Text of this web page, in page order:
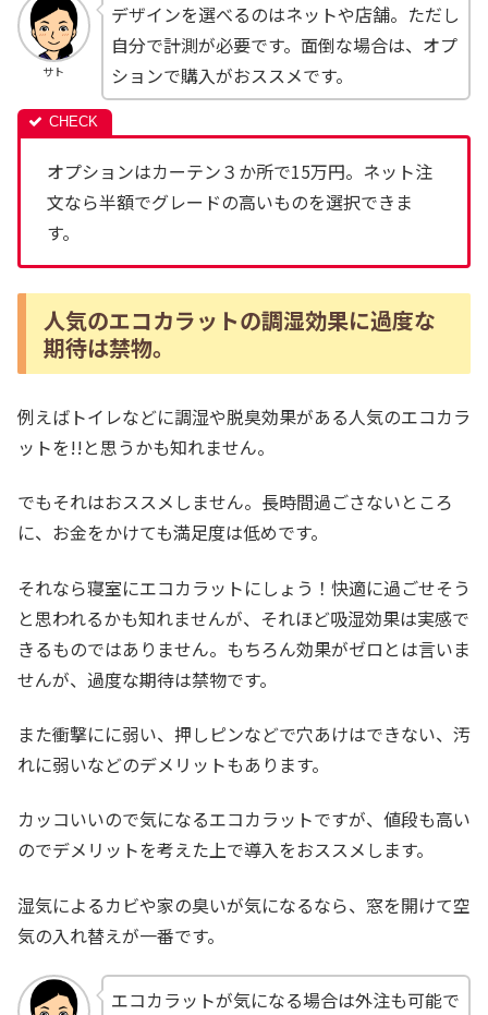
サト
デザインを選べるのはネットや店舗。ただし
自分で計測が必要です。面倒な場合は、オプ
ションで購入がおススメです。
オプションはカーテン３か所で15万円。ネット注
文なら半額でグレードの高いものを選択できま
す。
人気のエコカラットの調湿効果に過度な
期待は禁物。
例えばトイレなどに調湿や脱臭効果がある人気のエコカラ
ットを!!と思うかも知れません。
でもそれはおススメしません。長時間過ごさないところ
に、お金をかけても満足度は低めです。
それなら寝室にエコカラットにしょう！快適に過ごせそう
と思われるかも知れませんが、それほど吸湿効果は実感で
きるものではありません。もちろん効果がゼロとは言いま
せんが、過度な期待は禁物です。
また衝撃にに弱い、押しピンなどで穴あけはできない、汚
れに弱いなどのデメリットもあります。
カッコいいので気になるエコカラットですが、値段も高い
のでデメリットを考えた上で導入をおススメします。
湿気によるカビや家の臭いが気になるなら、窓を開けて空
気の入れ替えが一番です。
エコカラットが気になる場合は外注も可能で